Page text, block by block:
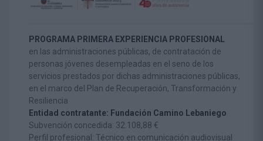
PROGRAMA PRIMERA EXPERIENCIA PROFESIONAL
en las administraciones públicas, de contratación de
personas jóvenes desempleadas en el seno de los
servicios prestados por dichas administraciones públicas,
en el marco del Plan de Recuperación, Transformación y
Resiliencia
Entidad contratante: Fundación Camino Lebaniego
Subvención concedida: 32.108,88 €
Perfil profesional: Técnico en comunicación audiovisual